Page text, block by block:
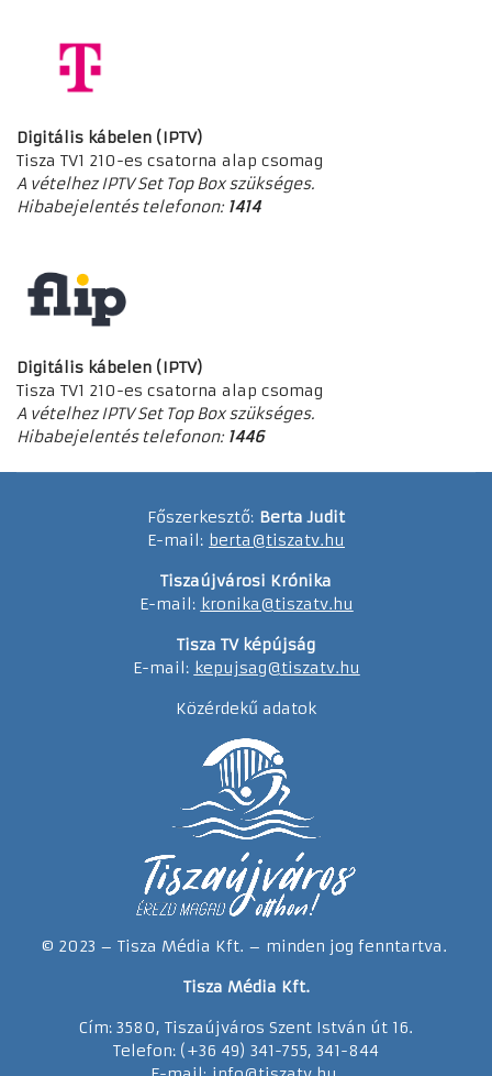
Digitális kábelen (IPTV)
Tisza TV1 210-es csatorna alap csomag
A vételhez IPTV Set Top Box szükséges.
Hibabejelentés telefonon: 1414
Digitális kábelen (IPTV)
Tisza TV1 210-es csatorna alap csomag
A vételhez IPTV Set Top Box szükséges.
Hibabejelentés telefonon: 1446
Főszerkesztő: Berta Judit
E-mail: berta@tiszatv.hu
Tiszaújvárosi Krónika
E-mail: kronika@tiszatv.hu
Tisza TV képújság
E-mail: kepujsag@tiszatv.hu
Közérdekű adatok
© 2023 – Tisza Média Kft. – minden jog fenntartva.
Tisza Média Kft.
Cím: 3580, Tiszaújváros Szent István út 16.
Telefon: (+36 49) 341-755, 341-844